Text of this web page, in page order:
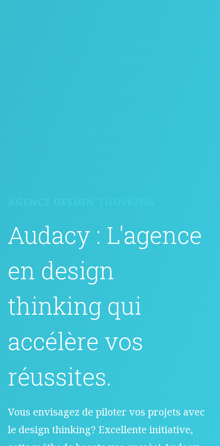
Audacy : L'agence
en design
thinking qui
accélère vos
réussites.
Vous envisagez de piloter vos projets avec
le design thinking? Excellente initiative,